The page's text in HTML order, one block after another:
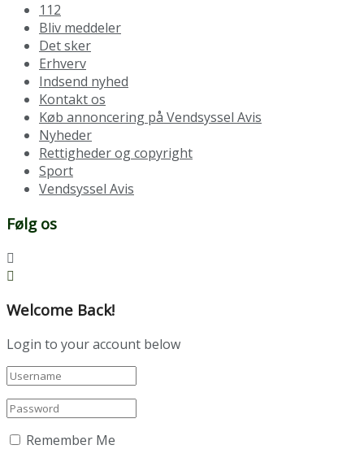
112
Bliv meddeler
Det sker
Erhverv
Indsend nyhed
Kontakt os
Køb annoncering på Vendsyssel Avis
Nyheder
Rettigheder og copyright
Sport
Vendsyssel Avis
Følg os
Welcome Back!
Login to your account below
Remember Me